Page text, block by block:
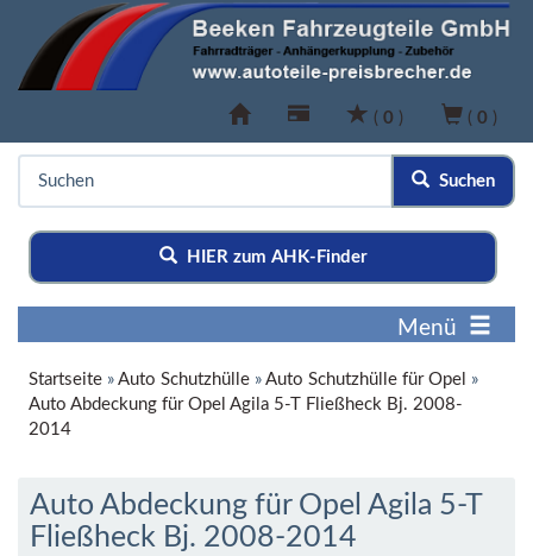
( 0 ) ( 0 )
Suchen
HIER zum AHK-Finder
Menü
Startseite » Auto Schutzhülle » Auto Schutzhülle für Opel »
Auto Abdeckung für Opel Agila 5-T Fließheck Bj. 2008-
2014
Auto Abdeckung für Opel Agila 5-T
Fließheck Bj. 2008-2014